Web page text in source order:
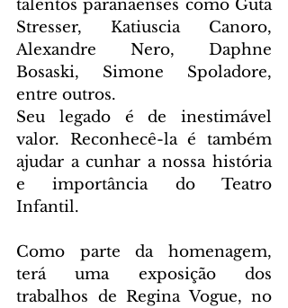
talentos paranaenses como Guta
Stresser, Katiuscia Canoro,
Alexandre Nero, Daphne
Bosaski, Simone Spoladore,
entre outros.
Seu legado é de inestimável
valor. Reconhecê-la é também
ajudar a cunhar a nossa história
e importância do Teatro
Infantil.
Como parte da homenagem,
terá uma exposição dos
trabalhos de Regina Vogue, no